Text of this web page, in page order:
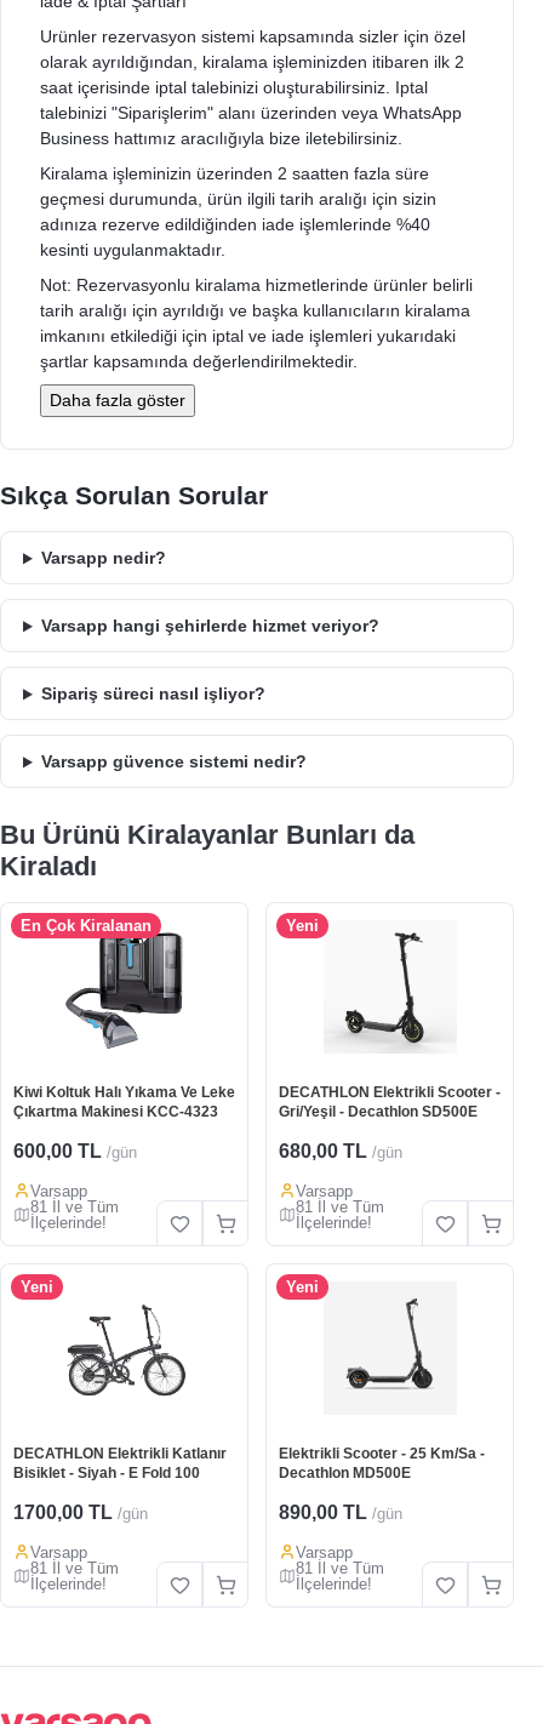
Urünler rezervasyon sistemi kapsamında sizler için özel
olarak ayrıldığından, kiralama işleminizden itibaren ilk 2
saat içerisinde iptal talebinizi oluşturabilirsiniz. Iptal
talebinizi "Siparişlerim" alanı üzerinden veya WhatsApp
Business hattımız aracılığıyla bize iletebilirsiniz.
Kiralama işleminizin üzerinden 2 saatten fazla süre
geçmesi durumunda, ürün ilgili tarih aralığı için sizin
adınıza rezerve edildiğinden iade işlemlerinde %40
kesinti uygulanmaktadır.
Not: Rezervasyonlu kiralama hizmetlerinde ürünler belirli
tarih aralığı için ayrıldığı ve başka kullanıcıların kiralama
imkanını etkilediği için iptal ve iade işlemleri yukarıdaki
şartlar kapsamında değerlendirilmektedir.
Daha fazla göster
Sıkça Sorulan Sorular
Varsapp nedir?
Varsapp hangi şehirlerde hizmet veriyor?
Sipariş süreci nasıl işliyor?
Varsapp güvence sistemi nedir?
Bu Ürünü Kiralayanlar Bunları da
Kiraladı
En Çok Kiralanan
Kiwi Koltuk Halı Yıkama Ve Leke
Çıkartma Makinesi KCC-4323
600,00 TL /gün
Varsapp
81 İl ve Tüm
İlçelerinde!
Yeni
DECATHLON Elektrikli Scooter -
Gri/Yeşil - Decathlon SD500E
680,00 TL /gün
Varsapp
81 İl ve Tüm
İlçelerinde!
Yeni
DECATHLON Elektrikli Katlanır
Bisiklet - Siyah - E Fold 100
1700,00 TL /gün
Varsapp
81 İl ve Tüm
İlçelerinde!
Yeni
Elektrikli Scooter - 25 Km/Sa -
Decathlon MD500E
890,00 TL /gün
Varsapp
81 İl ve Tüm
İlçelerinde!